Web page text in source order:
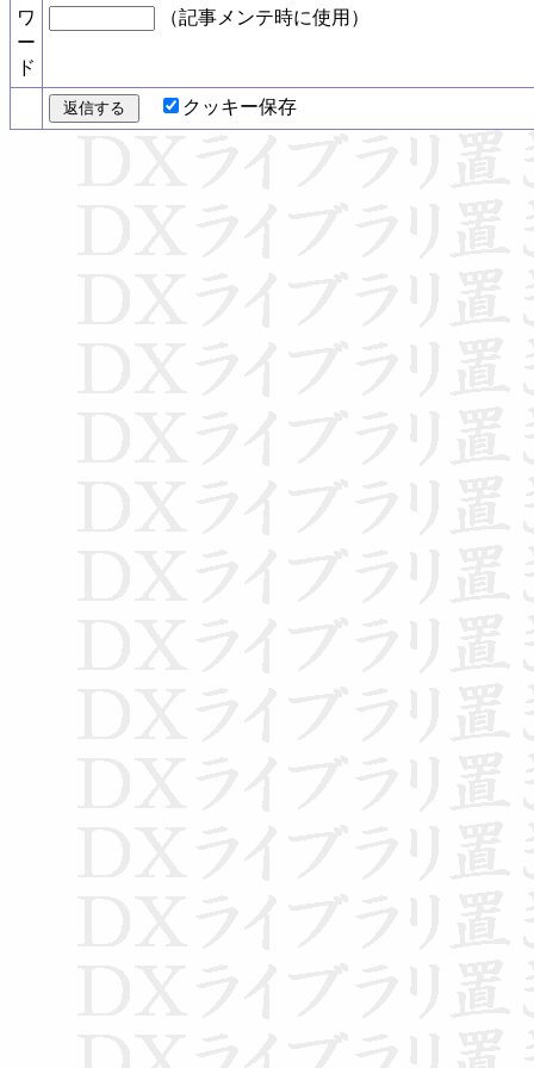
ワ
ー
ド
（記事メンテ時に使用）
クッキー保存